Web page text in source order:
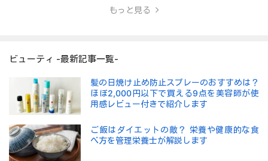
もっと見る
ビューティ -最新記事一覧-
髪の日焼け止め防止スプレーのおすすめは？
ほぼ2,000円以下で買える9点を美容師が使
用感レビュー付きで紹介します
ご飯はダイエットの敵？ 栄養や健康的な食
べ方を管理栄養士が解説します